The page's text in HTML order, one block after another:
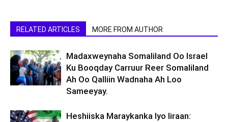
RELATED ARTICLES MORE FROM AUTHOR
Madaxweynaha Somaliland Oo Israel
Ku Booqday Carruur Reer Somaliland
Ah Oo Qalliin Wadnaha Ah Loo
Sameeyay.
Heshiiska Maraykanka Iyo Iiraan: